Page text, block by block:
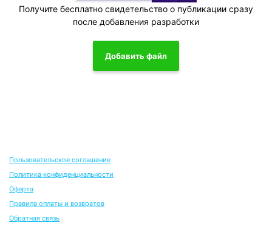
Получите бесплатно свидетельство о публикации сразу
после добавления разработки
Добавить файл
Пользовательское соглашение
Политика конфиденциальности
Оферта
Правила оплаты и возвратов
Обратная связь